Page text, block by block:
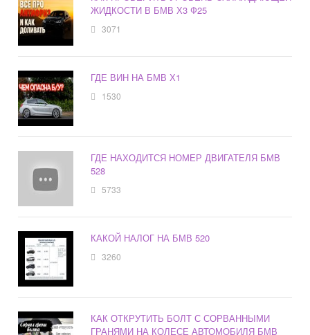
ЖИДКОСТИ В БМВ Х3 Ф25
3071
ГДЕ ВИН НА БМВ Х1
1530
ГДЕ НАХОДИТСЯ НОМЕР ДВИГАТЕЛЯ БМВ
528
5733
КАКОЙ НАЛОГ НА БМВ 520
3260
КАК ОТКРУТИТЬ БОЛТ С СОРВАННЫМИ
ГРАНЯМИ НА КОЛЕСЕ АВТОМОБИЛЯ БМВ